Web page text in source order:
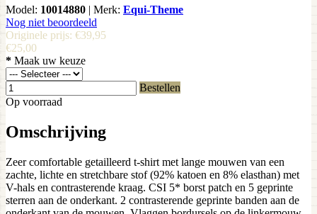
Model: 10014880 | Merk: Equi-Theme
Nog niet beoordeeld
Originele prijs: €39,95
€25,00
* Maak uw keuze
Bestellen
Op voorraad
Omschrijving
Zeer comfortable getailleerd t-shirt met lange mouwen van een
zachte, lichte en stretchbare stof (92% katoen en 8% elasthan) met
V-hals en contrasterende kraag. CSI 5* borst patch en 5 geprinte
sterren aan de onderkant. 2 contrasterende geprinte banden aan de